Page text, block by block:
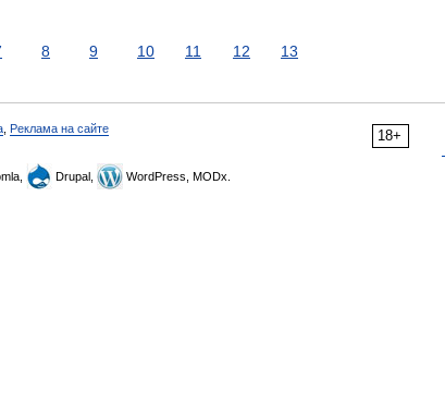
8 9 10 11 12 13
18+
Реклама на сайте
Drupal, WordPress, MODx.